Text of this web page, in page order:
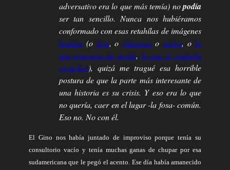
adversativo era lo que más temía) nopodía
ser tan sencillo. Nunca nos hubiéramos
conformado con esas retahílas de imágenes
bonitas(o feas, ochistosas otristes, olo
que estuviera de moda,lo que te gustaría
escuchar), quizá me tragué esa horrible
postura de que la parte más interesante de
una historia es su crisis. Y eso era lo que
no quería, caer en el lugar -la fosa- común.
Eso no. No con él.
El Gino nos había juntado de improviso porque tenía su
consultorio vacío y tenía muchas ganas de chupar por esa
sudamericana que le pegó el acento. Ese día había amanecido